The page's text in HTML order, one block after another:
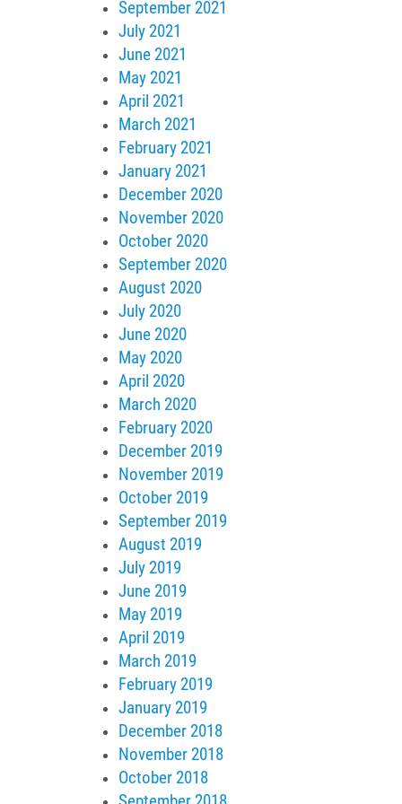
September 2021
July 2021
June 2021
May 2021
April 2021
March 2021
February 2021
January 2021
December 2020
November 2020
October 2020
September 2020
August 2020
July 2020
June 2020
May 2020
April 2020
March 2020
February 2020
December 2019
November 2019
October 2019
September 2019
August 2019
July 2019
June 2019
May 2019
April 2019
March 2019
February 2019
January 2019
December 2018
November 2018
October 2018